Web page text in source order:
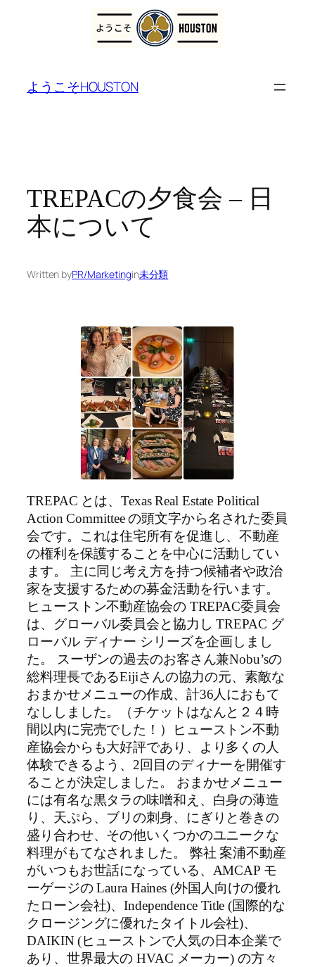
ようこそHOUSTON
TREPACの夕食会 – 日
本について
Written byPR/Marketingin未分類
TREPAC とは、Texas Real Estate Political
Action Committee の頭文字から名された委員
会です。これは住宅所有を促進し、不動産
の権利を保護することを中心に活動してい
ます。 主に同じ考え方を持つ候補者や政治
家を支援するための募金活動を行います。
ヒューストン不動産協会の TREPAC委員会
は、グローバル委員会と協力し TREPAC グ
ローバル ディナー シリーズを企画しまし
た。 スーザンの過去のお客さん兼Nobu’sの
総料理長であるEijiさんの協力の元、素敵な
おまかせメニューの作成、計36人におもて
なししました。（チケットはなんと２４時
間以内に完売でした！）ヒューストン不動
産協会からも大好評であり、より多くの人
体験できるよう、2回目のディナーを開催す
ることが決定しました。 おまかせメニュー
には有名な黒タラの味噌和え、白身の薄造
り、天ぷら、ブリの刺身、にぎりと巻きの
盛り合わせ、その他いくつかのユニークな
料理がもてなされました。 弊社 案浦不動産
がいつもお世話になっている、AMCAP モ
ーゲージの Laura Haines (外国人向けの優れ
たローン会社)、Independence Title (国際的な
クロージングに優れたタイトル会社)、
DAIKIN (ヒューストンで人気の日本企業で
あり、世界最大の HVAC メーカー) の方々